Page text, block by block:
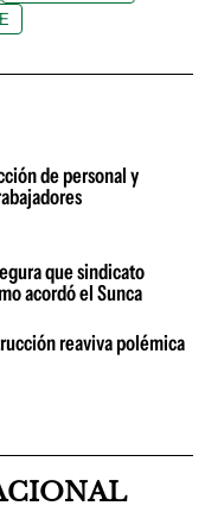
de personal y
que sindicato
acordó el Sunca
reaviva polémica